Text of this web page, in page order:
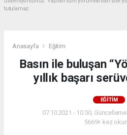
tutulamaz.
Anasayfa Eğitim
Basın ile buluşan
yıllık başarı
EĞITIM
07.10.2021 - 10:50,
5669+ kez